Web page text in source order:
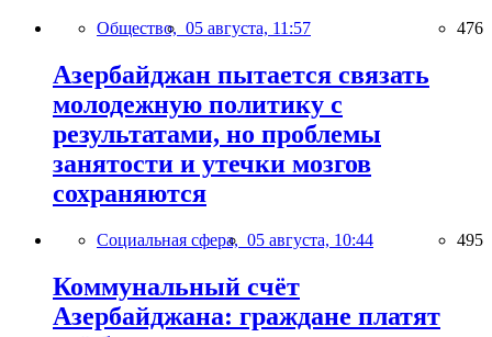
Общество, 05 августа, 11:57 476
Азербайджан пытается связать
молодежную политику с
результатами, но проблемы
занятости и утечки мозгов
сохраняются
Социальная сфера, 05 августа, 10:44 495
Коммунальный счёт
Азербайджана: граждане платят